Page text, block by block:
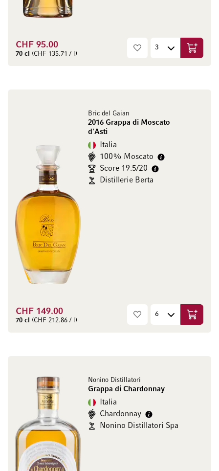
CHF 95.00
70 cl (CHF 135.71 / l)
Bric del Gaian
2016 Grappa di Moscato
d'Asti
Italia
100% Moscato
Score 19.5/20
Distillerie Berta
CHF 149.00
70 cl (CHF 212.86 / l)
Nonino Distillatori
Grappa di Chardonnay
Italia
Chardonnay
Nonino Distillatori Spa